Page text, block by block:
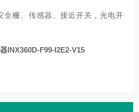
全栅、传感器、接近开关，光电开
INX360D-F99-I2E2-V15